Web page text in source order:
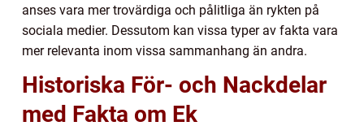
anses vara mer trovärdiga och pålitliga än rykten på
sociala medier. Dessutom kan vissa typer av fakta vara
mer relevanta inom vissa sammanhang än andra.
Historiska För- och Nackdelar
med Fakta om Ek